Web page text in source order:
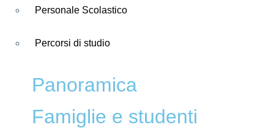
Personale Scolastico
Percorsi di studio
Panoramica
Famiglie e studenti